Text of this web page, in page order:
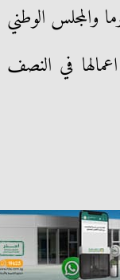
والمجلس الوطني
في النصف